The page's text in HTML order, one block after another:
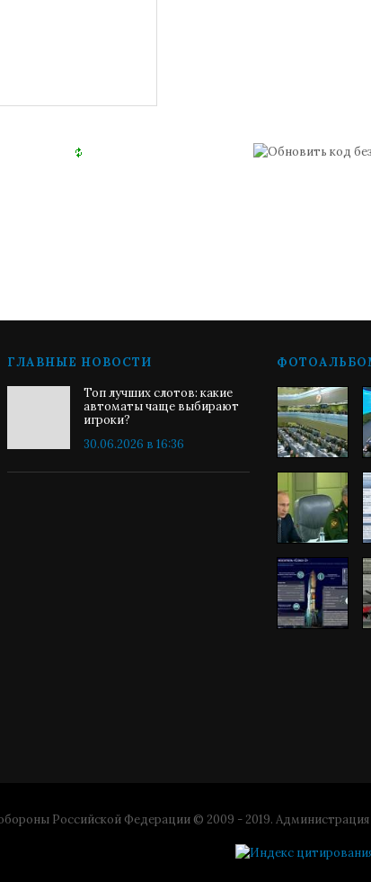
ГЛАВНЫЕ НОВОСТИ
Топ лучших слотов: какие
автоматы чаще выбирают
игроки?
30.06.2026 в 16:36
Российской Федерации © 2009 - 2019. Администрация